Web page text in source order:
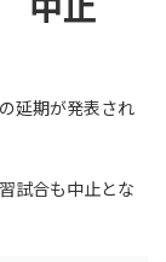
延期が発表され
試合も中止とな